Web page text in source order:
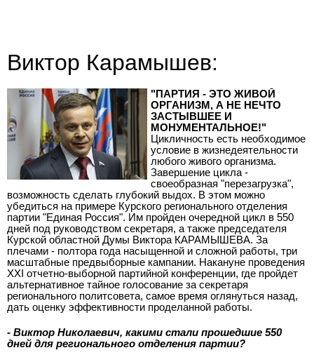
Виктор Карамышев:
"ПАРТИЯ - ЭТО ЖИВОЙ
ОРГАНИЗМ, А НЕ НЕЧТО
ЗАСТЫВШЕЕ И
МОНУМЕНТАЛЬНОЕ!"
Цикличность есть необходимое
условие в жизнедеятельности
любого живого организма.
Завершение цикла -
своеобразная "перезагрузка",
возможность сделать глубокий выдох. В этом можно
убедиться на примере Курского регионального отделения
партии "Единая Россия". Им пройден очередной цикл в 550
дней под руководством секретаря, а также председателя
Курской областной Думы Виктора КАРАМЫШЕВА. За
плечами - полтора года насыщенной и сложной работы, три
масштабные предвыборные кампании. Накануне проведения
XXI отчетно-выборной партийной конференции, где пройдет
альтернативное тайное голосование за секретаря
регионального политсовета, самое время оглянуться назад,
дать оценку эффективности проделанной работы.
- Виктор Николаевич, какими стали прошедшие 550
дней для регионального отделения партии?